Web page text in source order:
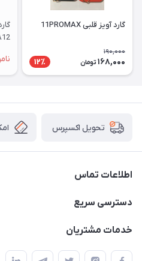
گارد آویز قلبی 11PROMAX
190,000
168,000 تومان 12٪
تحویل اکسپرس
اطلاعات تماس
09332394024-09120346631
دسترسی سریع
حساب کاربری
خدمات مشتریان
قوانین و مقررات